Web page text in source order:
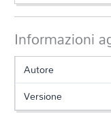
Informazioni
Autore
Versione